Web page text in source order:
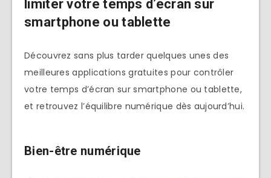
limiter votre temps d’écran sur
smartphone ou tablette
Découvrez sans plus tarder quelques unes des
meilleures applications gratuites pour contrôler
votre temps d’écran sur smartphone ou tablette,
et retrouvez l’équilibre numérique dès aujourd’hui.
Bien-être numérique